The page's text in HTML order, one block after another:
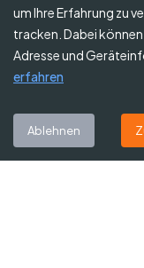
Folgen Sie uns
um Ihre Erfahrung zu
tracken. Dabei
Adresse und
erfahren
Ablehnen